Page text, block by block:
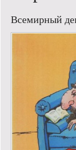
Кинообзор
Поговорим?!
Риторика
Слово гостям
Всемирный